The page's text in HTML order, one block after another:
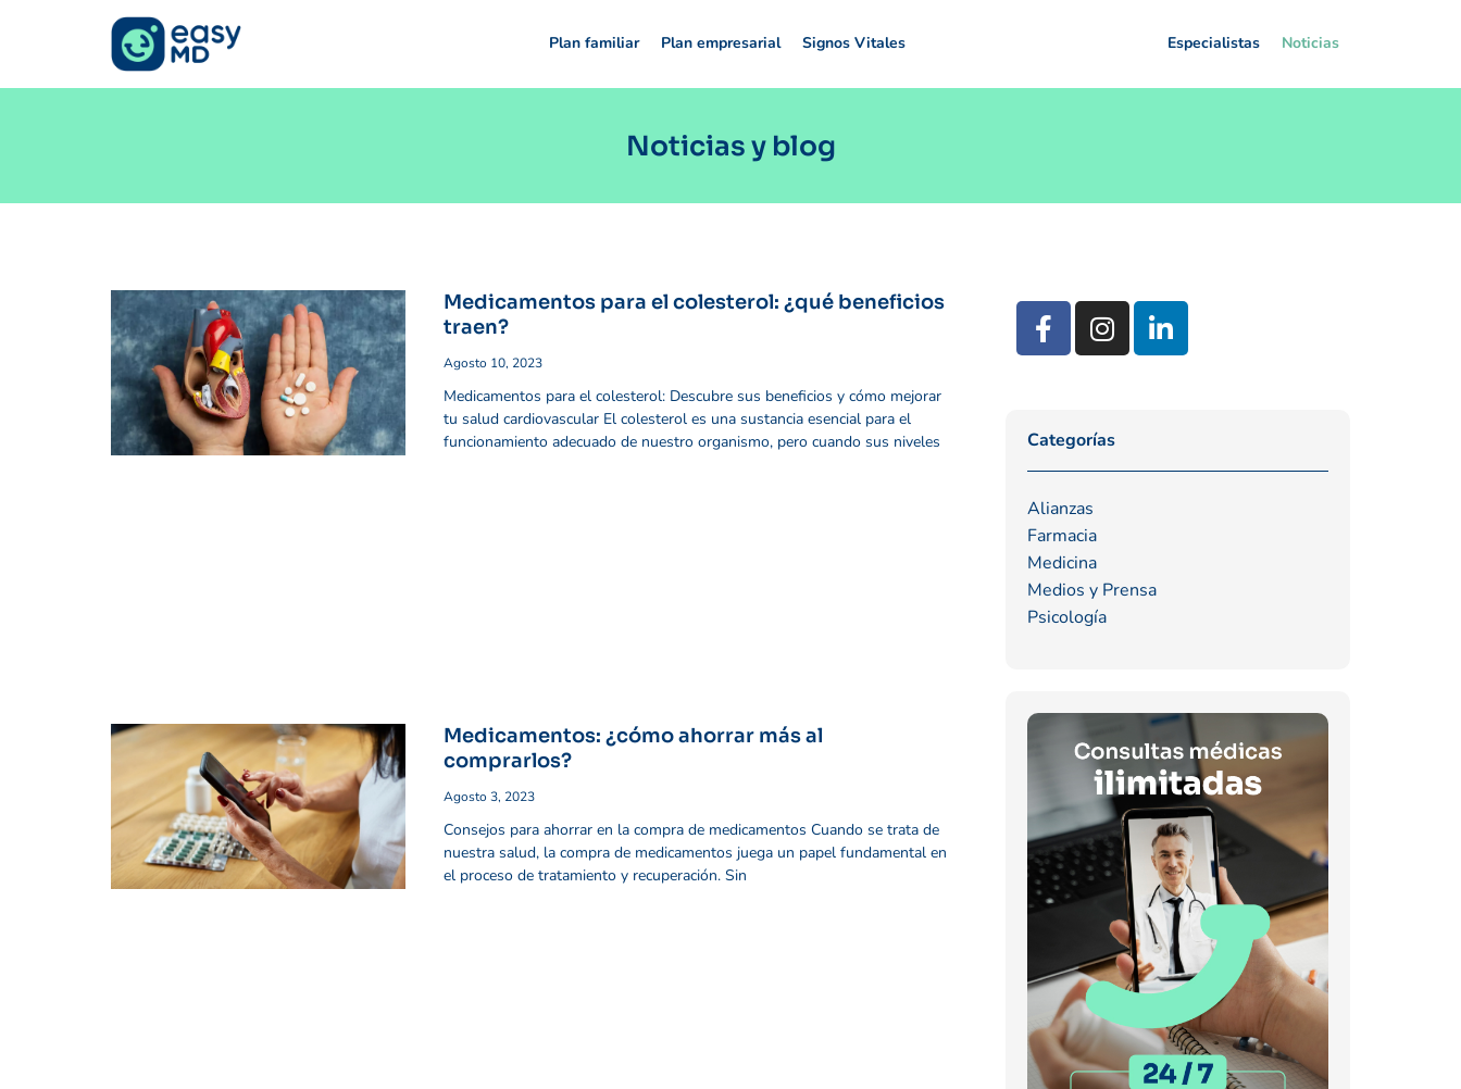
Plan familiar Plan empresarial Signos Vitales Especialistas Noticias
Noticias y blog
Medicamentos para el colesterol: ¿qué beneficios
traen?
Agosto 10, 2023
Medicamentos para el colesterol: Descubre sus beneficios y cómo mejorar
tu salud cardiovascular El colesterol es una sustancia esencial para el
funcionamiento adecuado de nuestro organismo, pero cuando sus niveles
Medicamentos: ¿cómo ahorrar más al
comprarlos?
Agosto 3, 2023
Consejos para ahorrar en la compra de medicamentos Cuando se trata de
nuestra salud, la compra de medicamentos juega un papel fundamental en
el proceso de tratamiento y recuperación. Sin
Categorías
Alianzas
Farmacia
Medicina
Medios y Prensa
Psicología